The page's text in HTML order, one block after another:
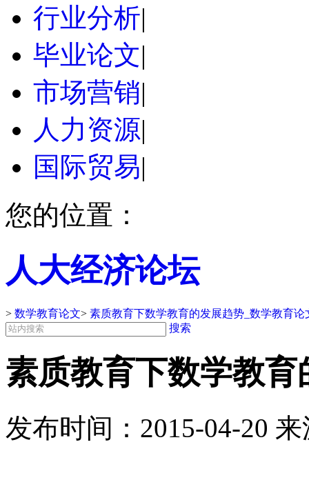
行业分析|
毕业论文|
市场营销|
人力资源|
国际贸易|
您的位置：
人大经济论坛
> 数学教育论文> 素质教育下数学教育的发展趋势_数学教育论
搜索
素质教育下数学教
发布时间： 2015-04-20 来